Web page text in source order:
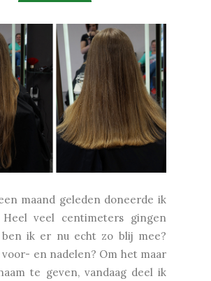
maand geleden doneerde ik
veel centimeters gingen
ben ik er nu echt zo blij mee?
en nadelen? Om het maar
te geven, vandaag deel ik